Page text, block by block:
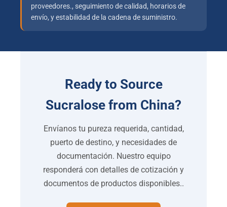
proveedores., seguimiento de calidad, horarios de
envío, y estabilidad de la cadena de suministro.
Ready to Source
Sucralose from China?
Envíanos tu pureza requerida, cantidad,
puerto de destino, y necesidades de
documentación. Nuestro equipo
responderá con detalles de cotización y
documentos de productos disponibles..